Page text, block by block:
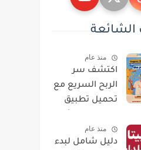
الشائعة
منذ عام
اكتشف سر
الربح السريع مع
تحميل تطبيق
بيب والتسجيل
خطوة بخطوة !
منذ عام
دليل شامل لبدء